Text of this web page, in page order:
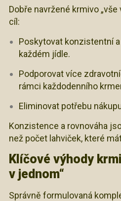
Dobře navržené krmivo
cíl:
Poskytovat konzistentní
každém jídle.
Podporovat více
rámci každodenního
Eliminovat potřebu
Konzistence a rovnováha
než počet lahviček, které
Klíčové výhody
v jednom“
Správně formulovaná